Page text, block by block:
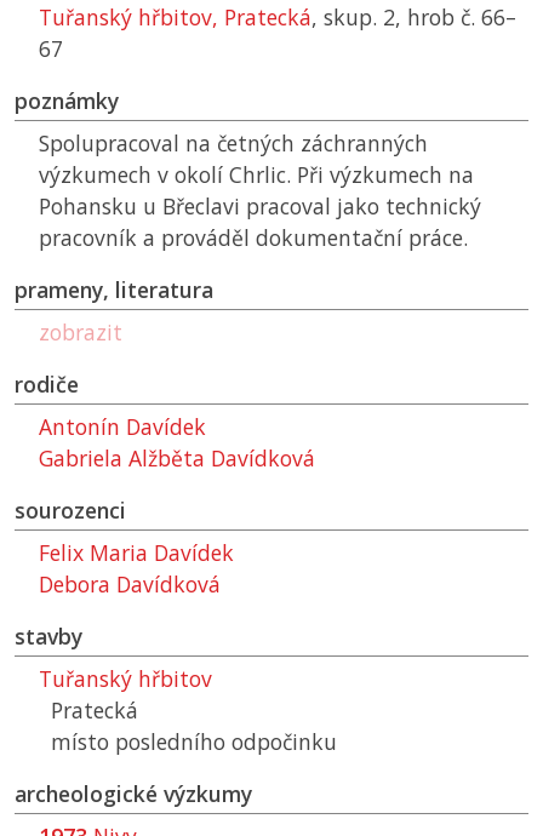
Tuřanský hřbitov, Pratecká, skup. 2, hrob č. 66–
67
poznámky
Spolupracoval na četných záchranných
výzkumech v okolí Chrlic. Při výzkumech na
Pohansku u Břeclavi pracoval jako technický
pracovník a prováděl dokumentační práce.
prameny, literatura
zobrazit
rodiče
Antonín Davídek
Gabriela Alžběta Davídková
sourozenci
Felix Maria Davídek
Debora Davídková
stavby
Tuřanský hřbitov
Pratecká
místo posledního odpočinku
archeologické výzkumy